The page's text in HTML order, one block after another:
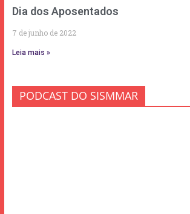
Dia dos Aposentados
7 de junho de 2022
Leia mais »
PODCAST DO SISMMAR